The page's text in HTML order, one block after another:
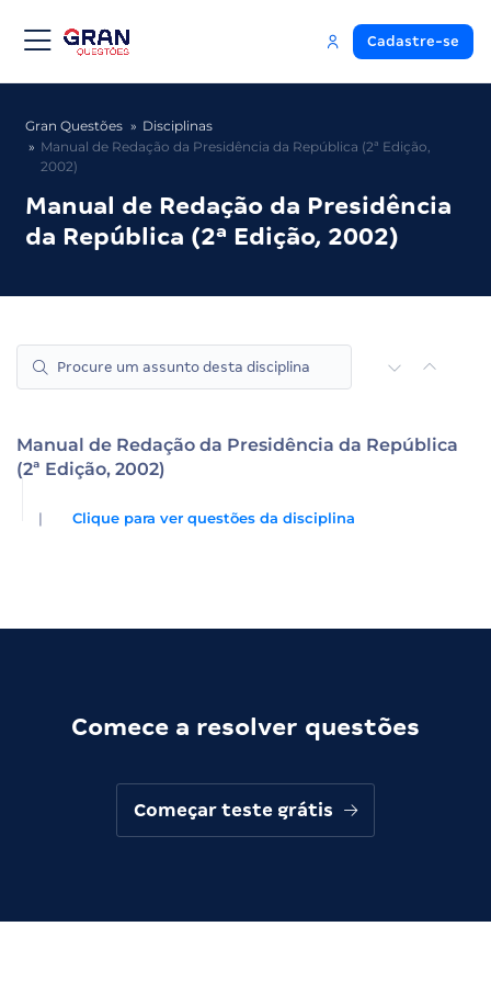
Cadastre-se
Gran Questões
Disciplinas
Manual de Redação da Presidência da República (2ª Edição,
2002)
Manual de Redação da Presidência
da República (2ª Edição, 2002)
Manual de Redação da Presidência da República
(2ª Edição, 2002)
| Clique para ver questões da disciplina
Comece a resolver questões
Começar teste grátis